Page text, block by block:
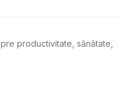
productivitate, sănătate,